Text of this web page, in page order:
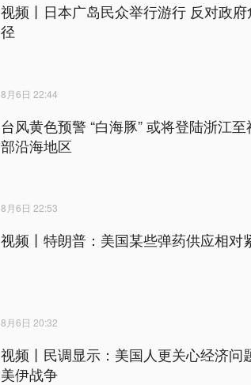
视频丨日本广岛民众举行游行 反对政
径
8月6日 22:44
台风黄色预警 “白海豚” 或将登陆浙江
部沿海地区
8月6日 22:53
视频丨特朗普：美国某些弹药供应相对
8月6日 20:32
视频丨民调显示：美国人更关心经济问
美伊战争